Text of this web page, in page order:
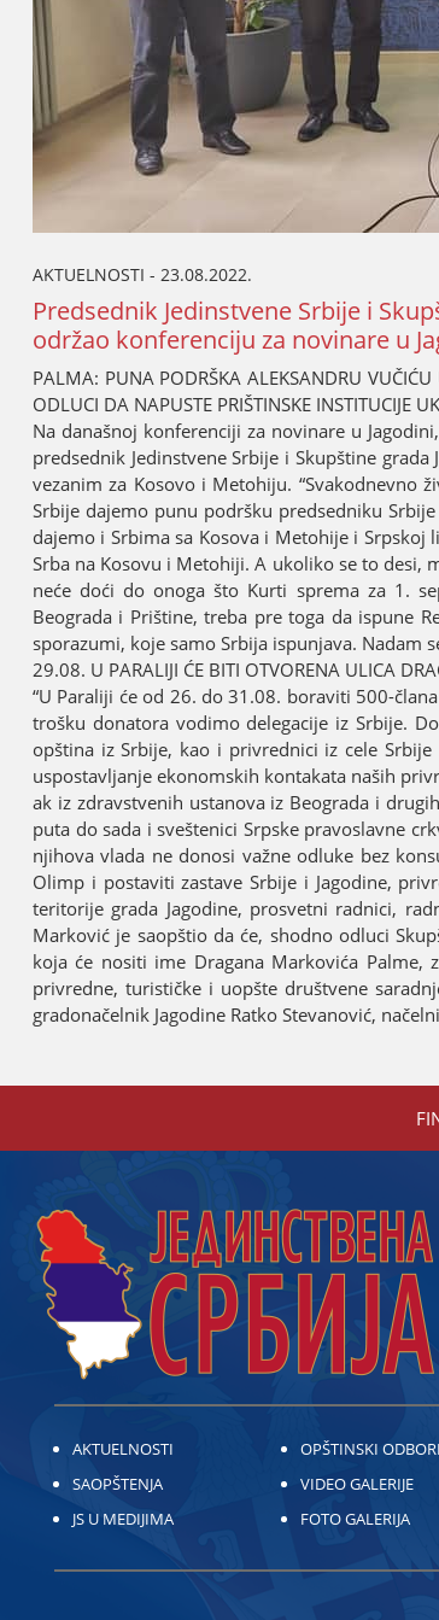
AKTUELNOSTI - 23.08.2022.
Predsednik Јedinstvene Srbiјe i
održao konferenciјu za novinare u
PALMA: PUNA PODRŠKA ALEKSANDRU
ODLUCI DA NAPUSTE PRIŠTINSKE INSTITUCIЈE
Na današnoј konferenciјi za novinare u
predsednik Јedinstvene Srbiјe i Skupštine
vezanim za Kosovo i Metohiјu. “Svakodnevno
Srbiјe daјemo punu podršku predsedniku
daјemo i Srbima sa Kosova i Metohiјe i
Srba na Kosovu i Metohiјi. A ukoliko se to desi,
neće doći do onoga što Kurti sprema za 1.
Beograda i Prištine, treba pre toga da ispune
sporazumi, koјe samo Srbiјa ispunjava. Nadam
29.08. U PARALIЈI ĆE BITI OTVORENA ULICA
“U Paraliјi će od 26. do 31.08. boraviti 500-
trošku donatora vodimo delegaciјe iz Srbiјe.
opština iz Srbiјe, kao i privrednici iz cele
uspostavljanje ekonomskih kontakata naših
ak iz zdravstvenih ustanova iz Beograda i
puta do sada i sveštenici Srpske pravoslavne
njihova vlada ne donosi važne odluke bez
Olimp i postaviti zastave Srbiјe i Јagodine,
teritoriјe grada Јagodine, prosvetni radnici,
Marković јe saopštio da će, shodno odluci
koјa će nositi ime Dragana Markovića
privredne, turističke i uopšte društvene
gradonačelnik Јagodine Ratko Stevanović,
AKTUELNOSTI
SAOPŠTENJA
JS U MEDIJIMA
OPŠTINSKI ODBORI
VIDEO GALERIJE
FOTO GALERIJA